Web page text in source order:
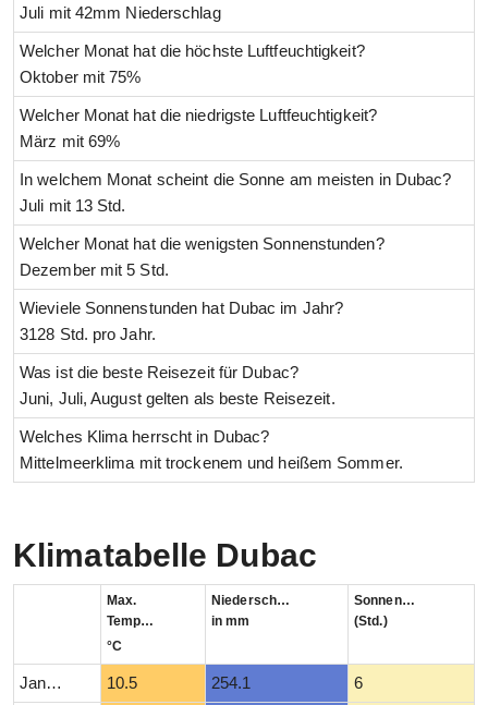
Juli mit 42mm Niederschlag
Welcher Monat hat die höchste Luftfeuchtigkeit?
Oktober mit 75%
Welcher Monat hat die niedrigste Luftfeuchtigkeit?
März mit 69%
In welchem Monat scheint die Sonne am meisten in Dubac?
Juli mit 13 Std.
Welcher Monat hat die wenigsten Sonnenstunden?
Dezember mit 5 Std.
Wieviele Sonnenstunden hat Dubac im Jahr?
3128 Std. pro Jahr.
Was ist die beste Reisezeit für Dubac?
Juni, Juli, August gelten als beste Reisezeit.
Welches Klima herrscht in Dubac?
Mittelmeerklima mit trockenem und heißem Sommer.
Klimatabelle Dubac
Max.
Temperatur
°C
Niederschlag
in mm
Sonnenstunden
(Std.)
Januar 10.5 254.1 6